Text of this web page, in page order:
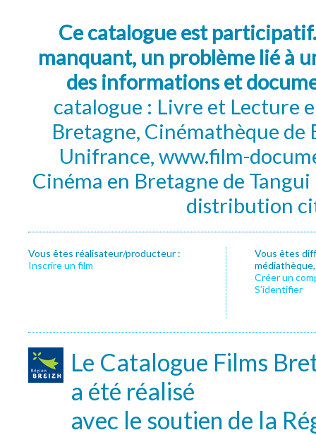
Ce catalogue est
manquant, un problème lié à
des informations et
catalogue : Livre et Lecture
Bretagne, Cinémathèque de
Unifrance, www.film-
Cinéma en Bretagne de
distribution
Vous êtes réalisateur/producteur :
Inscrire un film
Vous êtes
Créer un
S’identifier
Le Catalogue Films
a été réalisé
avec le soutien de la